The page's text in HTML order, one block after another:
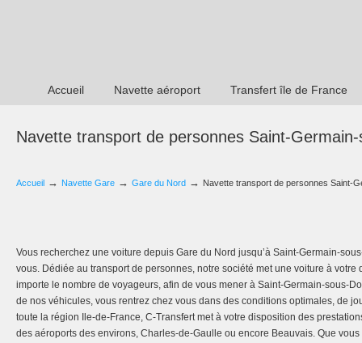
Accueil Navette aéroport Transfert île de France
Navette transport de personnes Saint-
Accueil → Navette Gare → Gare du Nord → Navette transport de personnes Saint-
Vous recherchez une voiture depuis Gare du Nord jusqu’à Saint-Germain-
vous. Dédiée au transport de personnes, notre société met une voiture à votre
importe le nombre de voyageurs, afin de vous mener à Saint-Germain-sous-
de nos véhicules, vous rentrez chez vous dans des conditions optimales, de
toute la région Ile-de-France, C-Transfert met à votre disposition des
des aéroports des environs, Charles-de-Gaulle ou encore Beauvais. Que